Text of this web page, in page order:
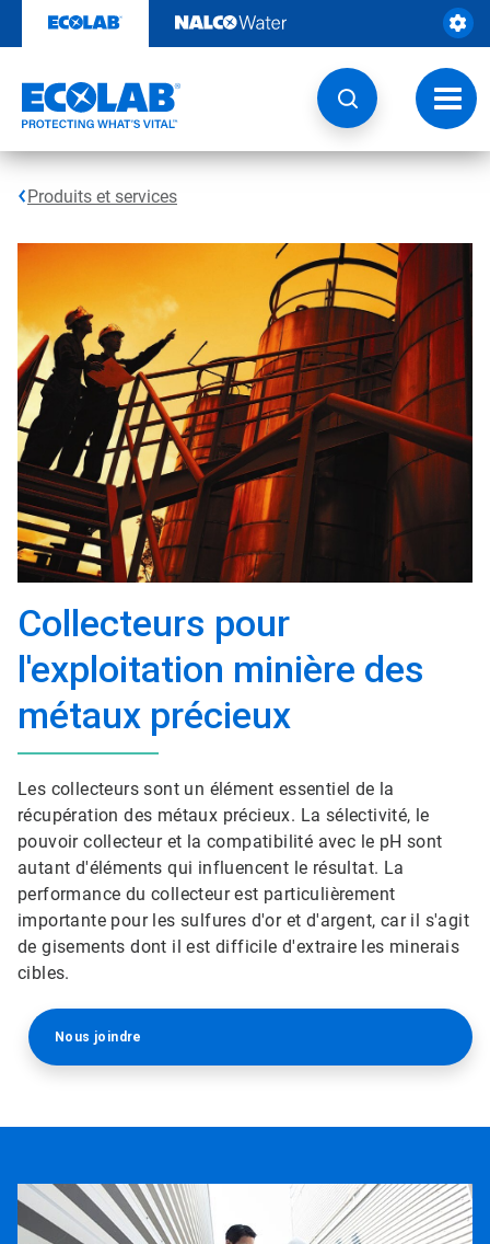
contenu​​​​​​​
à
Produits et services
Collecteurs pour
l'exploitation minière des
métaux précieux​​​​​​​
Les collecteurs sont un élément essentiel de la
récupération des métaux précieux. La sélectivité, le
pouvoir collecteur et la compatibilité avec le pH sont
autant d'éléments qui influencent le résultat. La
performance du collecteur est particulièrement
importante pour les sulfures d'or et d'argent, car il s'agit
de gisements dont il est difficile d'extraire les minerais
cibles.
Nous joindre